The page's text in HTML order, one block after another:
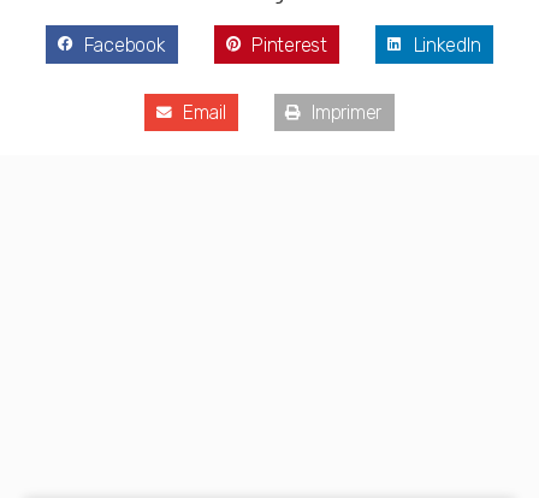
Facebook Pinterest LinkedIn
Email Imprimer